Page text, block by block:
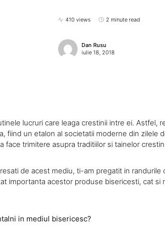
410 views 2 minute read
Dan Rusu
iulie 18, 2018
lucruri care leaga crestinii intre ei. Astfel,
fiind un etalon al societatii moderne din zilele
face trimitere asupra traditiilor si tainelor
de acest mediu, ti-am pregatit in randurile
importanta acestor produse bisericesti, cat si
in mediul bisericesc?